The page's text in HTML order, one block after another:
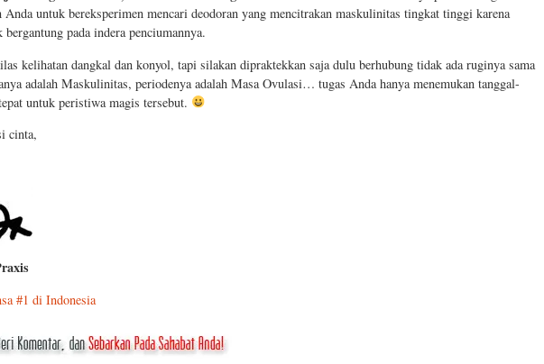
Anda untuk bereksperimen mencari deodoran yang mencitrakan maskulinitas tingkat tinggi karena
bergantung pada indera penciumannya.
kelihatan dangkal dan konyol, tapi silakan dipraktekkan saja dulu berhubung tidak ada ruginya sama
adalah Maskulinitas, periodenya adalah Masa Ovulasi… tugas Anda hanya menemukan tanggal-
untuk peristiwa magis tersebut.
cinta,
#1 di Indonesia